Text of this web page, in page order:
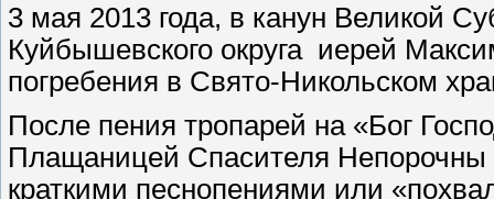
3 мая 2013 года, в канун Великой
Куйбышевского округа иерей
погребения в Свято-Никольском
После пения тропарей на «Бог
Плащаницей Спасителя
краткими песнопениями или